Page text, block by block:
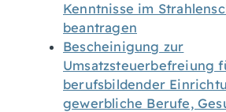
Kenntnisse im
beantragen
Bescheinigung zur
Umsatzsteuerbefreiung
berufsbildender
gewerbliche Berufe,